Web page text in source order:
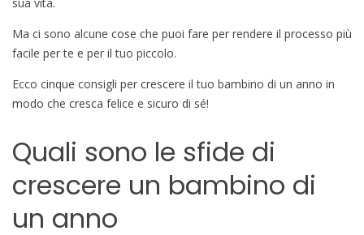
Ma ci sono alcune cose che puoi fare per rendere il processo più
facile per te e per il tuo piccolo.
Ecco cinque consigli per crescere il tuo bambino di un anno in
modo che cresca felice e sicuro di sé!
Quali sono le sfide di
crescere un bambino di
un anno